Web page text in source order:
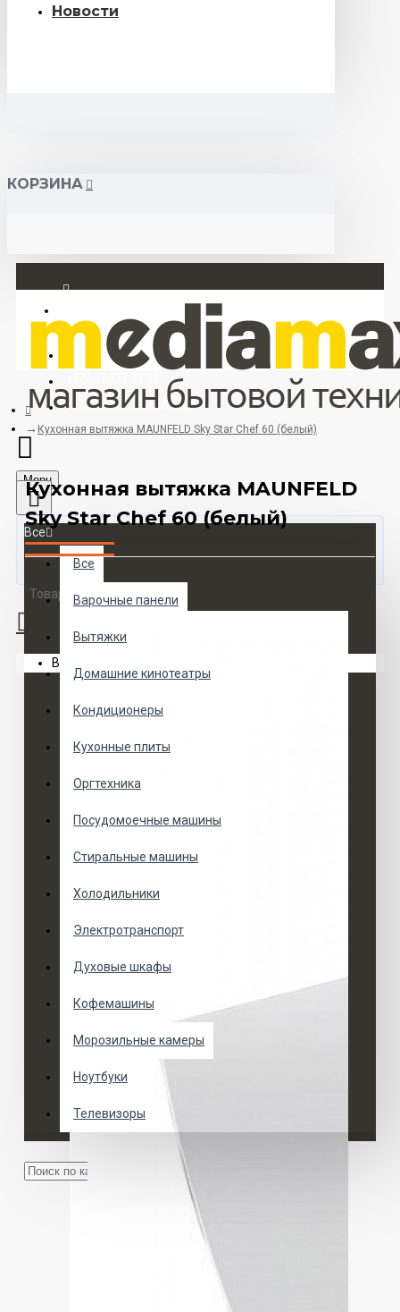
Новости
КОРЗИНА
Регистрация
+375 33 673 17 31 (МТС)
Menu
Все
Все
Варочные панели
Вытяжки
Домашние кинотеатры
Кондиционеры
Кухонные плиты
Оргтехника
Посудомоечные машины
Стиральные машины
Холодильники
Электротранспорт
Духовые шкафы
Кофемашины
Морозильные камеры
Ноутбуки
Телевизоры
Товаров 0 (0 руб.)
Ваша корзина пуста!
Кухонная вытяжка MAUNFELD Sky Star Chef 60 (белый)
Кухонная вытяжка MAUNFELD
Sky Star Chef 60 (белый)